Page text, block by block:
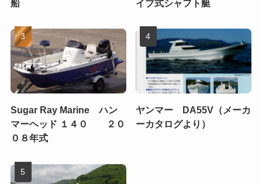
船 イブ式シャフト艇
Sugar Ray Marine ハン
マーヘッド １４０ ２０
０８年式
ヤンマー DA55V（メーカ
ーカタログより）